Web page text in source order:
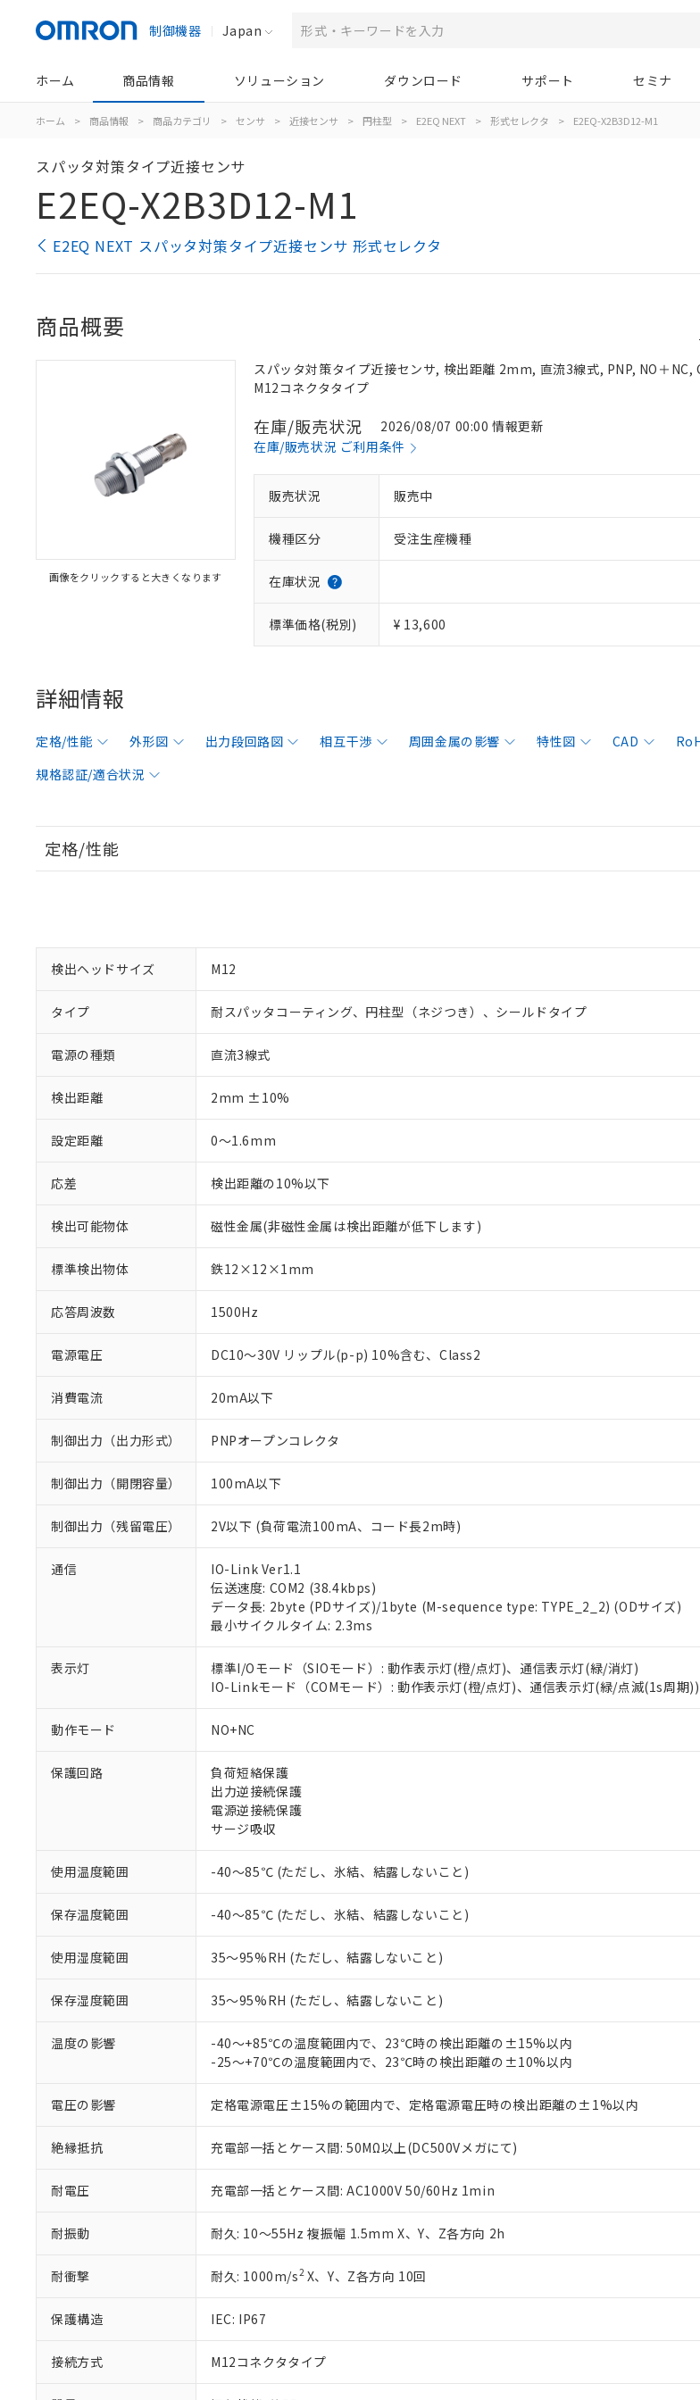
制御機器 Japan
ホーム 商品情報 ソリューション ダウンロード サポート セミナ
ホーム > 商品情報 > 商品カテゴリ > センサ > 近接センサ > 円柱型 > E2EQ NEXT > 形式セレクタ > E2EQ-X2B3D12-M1
スパッタ対策タイプ近接センサ
E2EQ-X2B3D12-M1
E2EQ NEXT スパッタ対策タイプ近接センサ 形式セレクタ
商品概要
画像をクリックすると大きくなります
スパッタ対策タイプ近接センサ, 検出距離 2mm, 直流3線式, PNP, NO＋
M12コネクタタイプ
在庫/販売状況
2026/08/07 00:00 情報更新
在庫/販売状況 ご利用条件
販売状況 販売中
機種区分 受注生産機種
在庫状況
標準価格(税別) ¥ 13,600
詳細情報
定格/性能 外形図 出力段回路図 相互干渉 周囲金属の影響 特性図 CAD
規格認証/適合状況
定格/性能
検出ヘッドサイズ M12
タイプ 耐スパッタコーティング、円柱型（ネジつき）、シールドタイプ
電源の種類 直流3線式
検出距離 2mm ±10%
設定距離 0～1.6mm
応差 検出距離の10%以下
検出可能物体 磁性金属(非磁性金属は検出距離が低下します)
標準検出物体 鉄12×12×1mm
応答周波数 1500Hz
電源電圧 DC10～30V リップル(p-p) 10%含む、Class2
消費電流 20mA以下
制御出力（出力形式） PNPオープンコレクタ
制御出力（開閉容量） 100mA以下
制御出力（残留電圧） 2V以下 (負荷電流100mA、コード長2m時)
通信
IO-Link Ver1.1
伝送速度: COM2 (38.4kbps)
データ長: 2byte (PDサイズ)/1byte (M-sequence type: TYPE_2_2) (ODサイズ)
最小サイクルタイム: 2.3ms
表示灯
標準I/Oモード（SIOモード）: 動作表示灯(橙/点灯)、通信表示灯(緑/消灯)
IO-Linkモード（COMモード）: 動作表示灯(橙/点灯)、通信表示灯(緑/点滅(1s周期))
動作モード NO+NC
保護回路
負荷短絡保護
出力逆接続保護
電源逆接続保護
サージ吸収
使用温度範囲 -40～85℃ (ただし、氷結、結露しないこと)
保存温度範囲 -40～85℃ (ただし、氷結、結露しないこと)
使用湿度範囲 35～95%RH (ただし、結露しないこと)
保存湿度範囲 35～95%RH (ただし、結露しないこと)
温度の影響
-40～+85℃の温度範囲内で、23℃時の検出距離の±15%以内
-25～+70℃の温度範囲内で、23℃時の検出距離の±10%以内
電圧の影響 定格電源電圧±15%の範囲内で、定格電源電圧時の検出距離の±1%以内
絶縁抵抗 充電部一括とケース間: 50MΩ以上(DC500Vメガにて)
耐電圧 充電部一括とケース間: AC1000V 50/60Hz 1min
耐振動 耐久: 10～55Hz 複振幅 1.5mm X、Y、Z各方向 2h
耐衝撃 耐久: 1000m/s2X、Y、Z各方向 10回
保護構造 IEC: IP67
接続方式 M12コネクタタイプ
ご利用条件
本サービスは、当社制御機器事業取扱商品の当社在庫状況およ
い。
正式な納期状況および標準価格はお客様のお取引先、またはお
当社販売員にご相談ください。
在庫状況および標準価格結果を当社の事前の承諾なく第三者に
す。
マイパーツ機能（部品リスト作成サービス）をご利用いただく
ている必要があります。
お客様が当ウェブサイト上で当社にご登録された部品リストに
さい。
※当社の共同利用者とは、"個人情報の共同利用に関して"
いる法人を指します。
※1 対応状況
対応済み：EU RoHS指令（10物質）の非含有に対応した製品が提
対応予定：EU RoHS指令（10物質）の非含有に対応した製品に切り替
調査・確認中：EU RoHS指令（10物質）の非含有の対応状況を調査中
非該当品：ライセンス料など無形物で、有害物質有無と関係のない商品
仕入先様の事情により、非含有部品としていたものが、含有品と判明
*EU RoHS指令（10物質）：
鉛(Pb) 1000ppm以下、 水銀(Hg) 1000ppm以下、 カドミウム(Cd) 100ppm以下、
六価クロム(Cr(Ⅵ)) 1000ppm以下、ポリ臭化ビフェニル類(PBB) 1000ppm以下、ポリ臭化
フタル酸ビス(2-エチルヘキシル) (DEHP)(別名：DOP) 1000ppm以下、フタル酸ブチルベ
ル（DBP） 1000ppm以下、フタル酸ジイソブチル (DIBP) 1000ppm以下
但し、RoHS指令で産業用監視および制御機器に対する適用除外項目は除く。
部品在庫の切り替え状況などにより、予定月が前後することがあります
※3 非含有証明書ダウンロード
下記の非含有証明書をダウンロードすることができます。
※本証明書は発行日時点で非含有を証明するもので、過去に遡って非
また、RoHS指令のフタル酸エステル類４物質の対応では、対応完了
混在することから備考欄に対応日を記載しておりました。
既に当社にて対応品への在庫切替を完了していることから、特段の
り割愛しております。
※1 中国RoHS○×表
「×」：最大均質材料含有率が中国RoHSの基準値を超えていることを
「－」：未確認です。当社販売部門へお問い合わせください。
*中国RoHS10物質の基準値 (GB/T26572)：
Pb(鉛) :1000ppm、 Hg(水銀) : 1000ppm、 Cd(カドミウム) : 100ppm、
※2 環境保護使用期限
「10」：通常の使用状況下において有害物質が外部に漏えいし、環境
味します。
「－」：未確認です。当社販売部門へお問い合わせください。
当社は、これら貴社製品のうち、外国為替および外国貿易法に定
当社は貴社製品を、核兵器、ミサイル、化学兵器、生物兵器また
置等に一切使用いたしません。
また当社は、販売先および販売に係わる関係者が違法に輸出す
たしません。
合意する
機器販売店・当社販売員にご確認ください)
空
白
受注生産機種、また在庫状況の情報を公開していない機種